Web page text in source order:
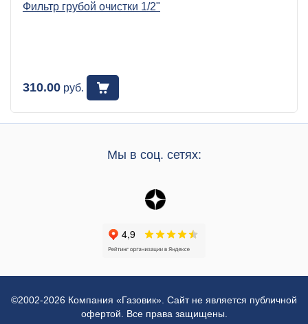
Фильтр грубой очистки 1/2"
310.00 руб.
Мы в соц. сетях:
©2002-2026 Компания «Газовик». Сайт не является публичной
офертой. Все права защищены.